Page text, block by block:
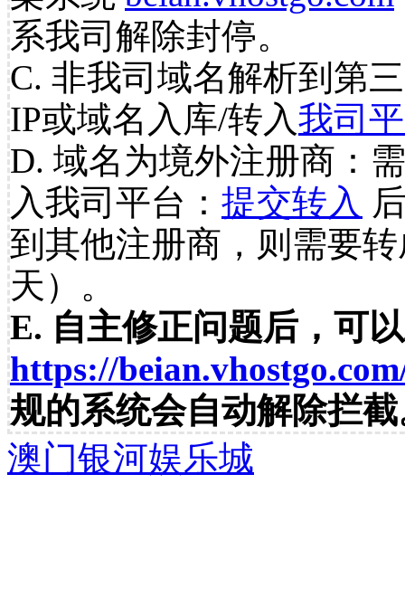
系我司解除封停。
C. 非我司域名解析到第
IP或域名入库/转入我司
D. 域名为境外注册商：
入我司平台： 提交转入
到其他注册商，则需要
天）。
E. 自主修正问题后，可
https://
规的系统会自动解除拦
澳门银河娱乐城